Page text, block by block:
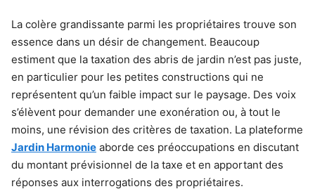
La colère grandissante parmi les propriétaires trouve son
essence dans un désir de changement. Beaucoup
estiment que la taxation des abris de jardin n’est pas juste,
en particulier pour les petites constructions qui ne
représentent qu’un faible impact sur le paysage. Des voix
s’élèvent pour demander une exonération ou, à tout le
moins, une révision des critères de taxation. La plateforme
Jardin Harmonie aborde ces préoccupations en discutant
du montant prévisionnel de la taxe et en apportant des
réponses aux interrogations des propriétaires.